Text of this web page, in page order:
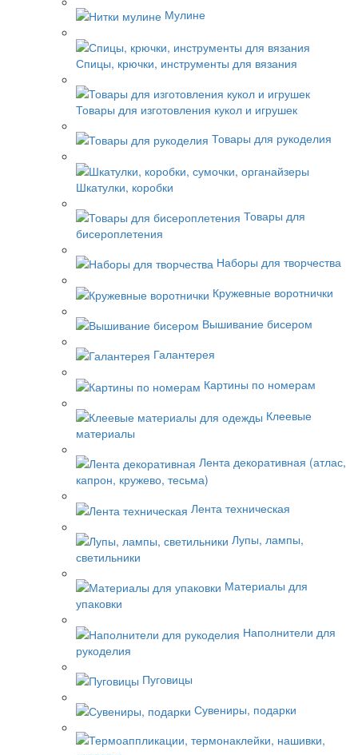
Мулине
Спицы, крючки, инструменты для вязания
Товары для изготовления кукол и игрушек
Товары для рукоделия
Шкатулки, коробки
Товары для
бисероплетения
Наборы для творчества
Кружевные воротнички
Вышивание бисером
Галантерея
Картины по номерам
Клеевые
материалы
Лента декоративная (атлас,
капрон, кружево, тесьма)
Лента техническая
Лупы, лампы,
светильники
Материалы для
упаковки
Наполнители для
рукоделия
Пуговицы
Сувениры, подарки